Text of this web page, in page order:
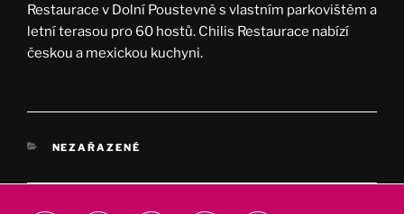
Restaurace v Dolní Poustevně s vlastním parkovištěm a
letní terasou pro 60 hostů. Chilis Restaurace nabízí
českou a mexickou kuchyni.
RUBRIKY
NEZAŘAZENÉ